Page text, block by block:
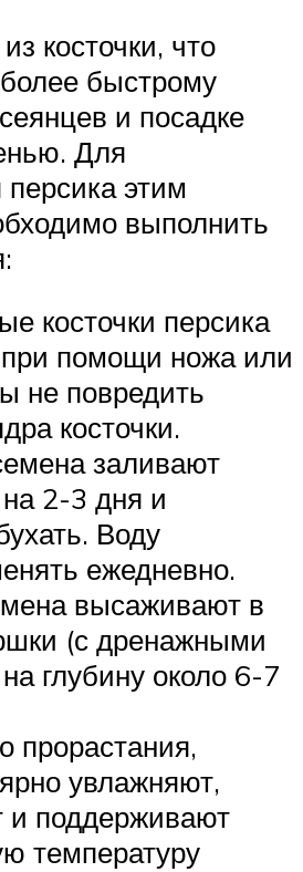
косточки, что
быстрому
и посадке
Для
этим
выполнить
косточки персика
помощи ножа или
не повредить
косточки.
заливают
2-3 дня и
Воду
ежедневно.
высаживают в
(с дренажными
глубину около 6-7
прорастания,
увлажняют,
и поддерживают
температуру